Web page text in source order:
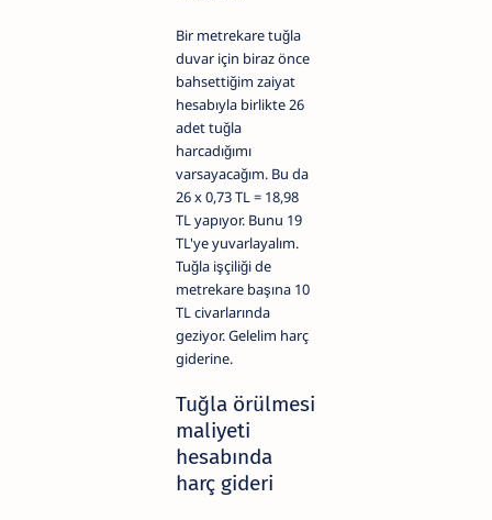
Bir metrekare tuğla
duvar için biraz önce
bahsettiğim zaiyat
hesabıyla birlikte 26
adet tuğla
harcadığımı
varsayacağım. Bu da
26 x 0,73 TL = 18,98
TL yapıyor. Bunu 19
TL'ye yuvarlayalım.
Tuğla işçiliği de
metrekare başına 10
TL civarlarında
geziyor. Gelelim harç
giderine.
Tuğla örülmesi
maliyeti
hesabında
harç gideri